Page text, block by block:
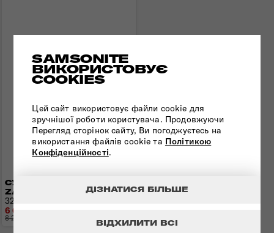
SAMSONITE
ВИКОРИСТОВУЄ
COOKIES
Цей сайт використовує файли cookie для
зручнішої роботи користувача. Продовжуючи
Перегляд сторінок сайту, Ви погоджуєтесь на
використання файлів cookie та Політикою
Конфіденційності.
ВІДХИЛИТИ ВСІ
ДІЗНАТИСЯ БІЛЬШЕ
СУМКА КРОС-БОДІ
ZALIA 3.0
32х19х9 см | 0,3 кг
6 632 грн
8 290 грн